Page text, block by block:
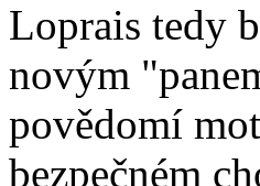
Loprais tedy
novým
povědomí
bezpečném